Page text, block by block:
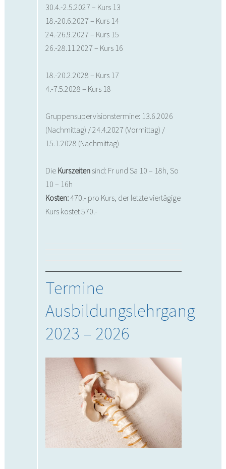
30.4.-2.5.2027 – Kurs 13
18.-20.6.2027 – Kurs 14
24.-26.9.2027 – Kurs 15
26.-28.11.2027 – Kurs 16
18.-20.2.2028 – Kurs 17
4.-7.5.2028 – Kurs 18
Gruppensupervisionstermine: 13.6.2026
(Nachmittag) / 24.4.2027 (Vormittag) /
15.1.2028 (Nachmittag)
Die Kurszeiten sind: Fr und Sa 10 – 18h, So
10 – 16h
Kosten: 470.- pro Kurs, der letzte viertägige
Kurs kostet 570.-
Termine
Ausbildungslehrgang
2023 – 2026